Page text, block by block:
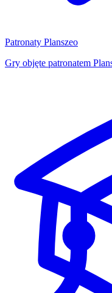
Patronaty Planszeo
Gry objęte patronatem